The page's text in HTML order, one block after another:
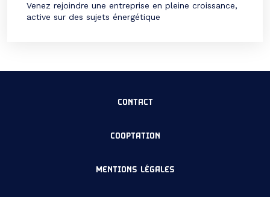
Venez rejoindre une entreprise en pleine croissance,
active sur des sujets énergétique
CONTACT
COOPTATION
MENTIONS LÉGALES